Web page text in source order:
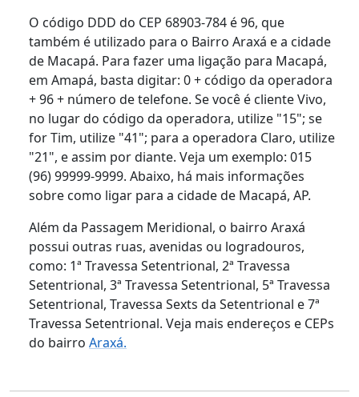
O código DDD do CEP 68903-784 é 96, que
também é utilizado para o Bairro Araxá e a cidade
de Macapá. Para fazer uma ligação para Macapá,
em Amapá, basta digitar: 0 + código da operadora
+ 96 + número de telefone. Se você é cliente Vivo,
no lugar do código da operadora, utilize "15"; se
for Tim, utilize "41"; para a operadora Claro, utilize
"21", e assim por diante. Veja um exemplo: 015
(96) 99999-9999. Abaixo, há mais informações
sobre como ligar para a cidade de Macapá, AP.
Além da Passagem Meridional, o bairro Araxá
possui outras ruas, avenidas ou logradouros,
como: 1ª Travessa Setentrional, 2ª Travessa
Setentrional, 3ª Travessa Setentrional, 5ª Travessa
Setentrional, Travessa Sexts da Setentrional e 7ª
Travessa Setentrional. Veja mais endereços e CEPs
do bairro Araxá.